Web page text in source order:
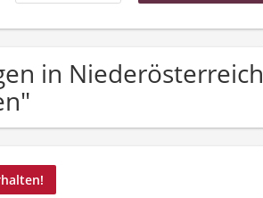
in Niederösterreich